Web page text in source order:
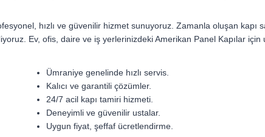
hızlı ve güvenilir hizmet sunuyoruz. Zamanla oluşan kapı
Ev, ofis, daire ve iş yerlerinizdeki Amerikan Panel Kapılar için
Ümraniye genelinde hızlı servis.
Kalıcı ve garantili çözümler.
24/7 acil kapı tamiri hizmeti.
Deneyimli ve güvenilir ustalar.
Uygun fiyat, şeffaf ücretlendirme.